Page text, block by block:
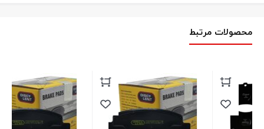
محصولات مرتبط